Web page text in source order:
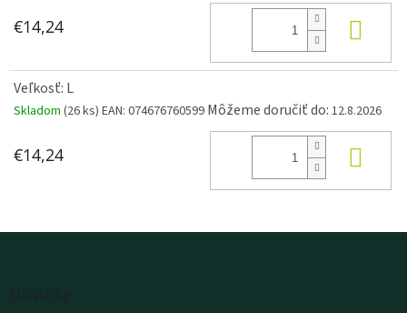
€14,24
Veľkosť: L
Skladom (26 ks) EAN: 074676760599 Môžeme doručiť do: 12.8.2026
€14,24